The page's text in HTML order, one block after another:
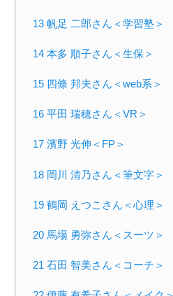
13 帆足 二郎さん＜学習塾＞
14 本多 順子さん＜生保＞
15 四條 邦夫さん＜web系＞
16 平田 瑞穂さん＜VR＞
17 濱野 光伸＜FP＞
18 岡川 清乃さん＜筆文字＞
19 鶴岡 えつこさん＜心理＞
20 馬場 勇弥さん＜スーツ＞
21 石田 智美さん＜コーチ＞